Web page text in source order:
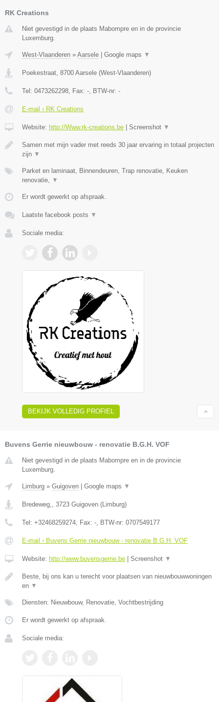
RK Creations
Niet gevestigd in de plaats Mabompre en in de provincie
Luxemburg.
West-Vlaanderen » Aarsele Google maps ▼
Poekestraat, 8700 Aarsele (West-Vlaanderen)
Tel: 0473262298, Fax: -, BTW-nr: -
E-mail › RK Creations
Website: http://Www.rk-creations.be Screenshot ▼
Samen met mijn vader met reeds 30 jaar ervaring in totaal projecten
zijn ▼
Parket en laminaat, Binnendeuren, Trap renovatie, Keuken
renovatie, ▼
Er wordt gewerkt op afspraak.
Laatste facebook posts ▼
Sociale media:
BEKIJK VOLLEDIG PROFIEL
Buvens Gerrie nieuwbouw - renovatie B.G.H. VOF
Niet gevestigd in de plaats Mabompre en in de provincie
Luxemburg.
Limburg » Guigoven Google maps ▼
Bredeweg,, 3723 Guigoven (Limburg)
Tel: +32468259274, Fax: -, BTW-nr: 0707549177
E-mail › Buvens Gerrie nieuwbouw - renovatie B.G.H. VOF
Website: http://www.buvensgerrie.be Screenshot ▼
Beste, bij ons kan u terecht voor plaatsen van nieuwbouwwoningen
en ▼
Diensten: Nieuwbouw, Renovatie, Vochtbestrijding
Er wordt gewerkt op afspraak.
Sociale media: